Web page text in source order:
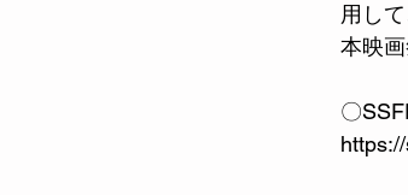
用し
本映
〇